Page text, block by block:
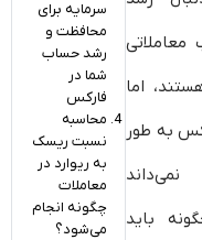
اما
به طور
نمی‌داند
باید
سرمایه برای
محافظت و
رشد حساب
شما در
فارکس
محاسبه
نسبت ریسک
به ریوارد در
معاملات
چگونه انجام
می‌شود؟